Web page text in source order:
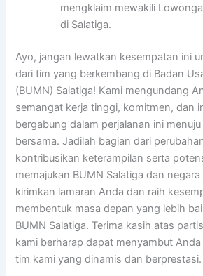
mengklaim mewakili
di Salatiga.
Ayo, jangan lewatkan kesempatan ini
dari tim yang berkembang di Badan
(BUMN) Salatiga! Kami mengundang
semangat kerja tinggi, komitmen, dan
bergabung dalam perjalanan ini
bersama. Jadilah bagian dari
kontribusikan keterampilan serta
memajukan BUMN Salatiga dan negara
kirimkan lamaran Anda dan raih
membentuk masa depan yang lebih
BUMN Salatiga. Terima kasih atas
kami berharap dapat menyambut
tim kami yang dinamis dan berprestasi.